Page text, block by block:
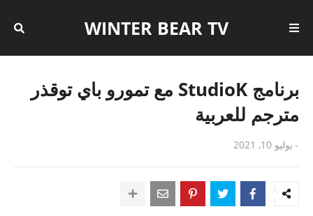
WINTER BEAR TV
برنامج StudioK مع تمورو باي توقذر
مترجم للعربية
- يوليو 10, 2021